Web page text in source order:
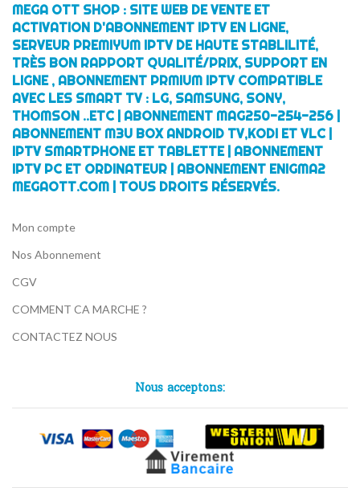
MEGA OTT SHOP : SITE WEB DE VENTE ET
ACTIVATION D'ABONNEMENT IPTV EN LIGNE,
SERVEUR PREMIYUM IPTV DE HAUTE STABLILITÉ,
TRÈS BON RAPPORT QUALITÉ/PRIX, SUPPORT EN
LIGNE , ABONNEMENT PRMIUM IPTV COMPATIBLE
AVEC LES SMART TV : LG, SAMSUNG, SONY,
THOMSON ..ETC | ABONNEMENT MAG250-254-256 |
ABONNEMENT M3U BOX ANDROID TV,KODI ET VLC |
IPTV SMARTPHONE ET TABLETTE | ABONNEMENT
IPTV PC ET ORDINATEUR | ABONNEMENT ENIGMA2
MEGAOTT.COM | TOUS DROITS RÉSERVÉS.
Mon compte
Nos Abonnement
CGV
COMMENT CA MARCHE ?
CONTACTEZ NOUS
Nous acceptons: